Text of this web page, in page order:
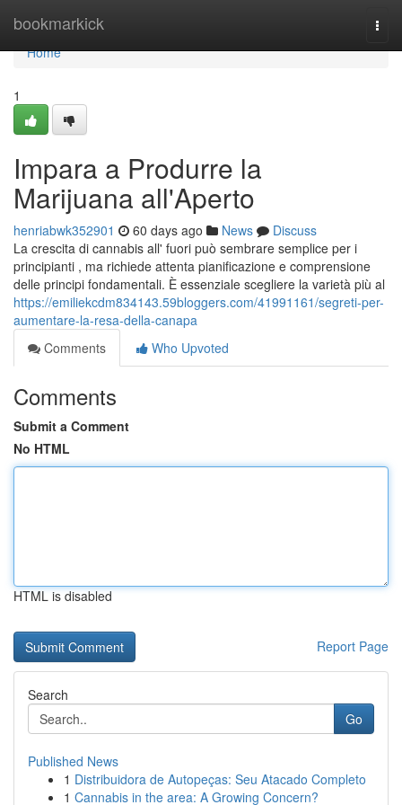
bookmarkick
Home
Home
1
Impara a Produrre la
Marijuana all'Aperto
henriabwk352901 60 days ago News
Discuss
La crescita di cannabis all' fuori può sembrare semplice per i
principianti , ma richiede attenta pianificazione e comprensione
delle principi fondamentali. È essenziale scegliere la varietà più al
https://emiliekcdm834143.59bloggers.com/41991161/segreti-per-
aumentare-la-resa-della-canapa
Comments
Who Upvoted
Comments
Submit a Comment
No HTML
HTML is disabled
Report Page
Search
Go
Published News
1 Distribuidora de Autopeças: Seu Atacado Completo
1 Cannabis in the area: A Growing Concern?